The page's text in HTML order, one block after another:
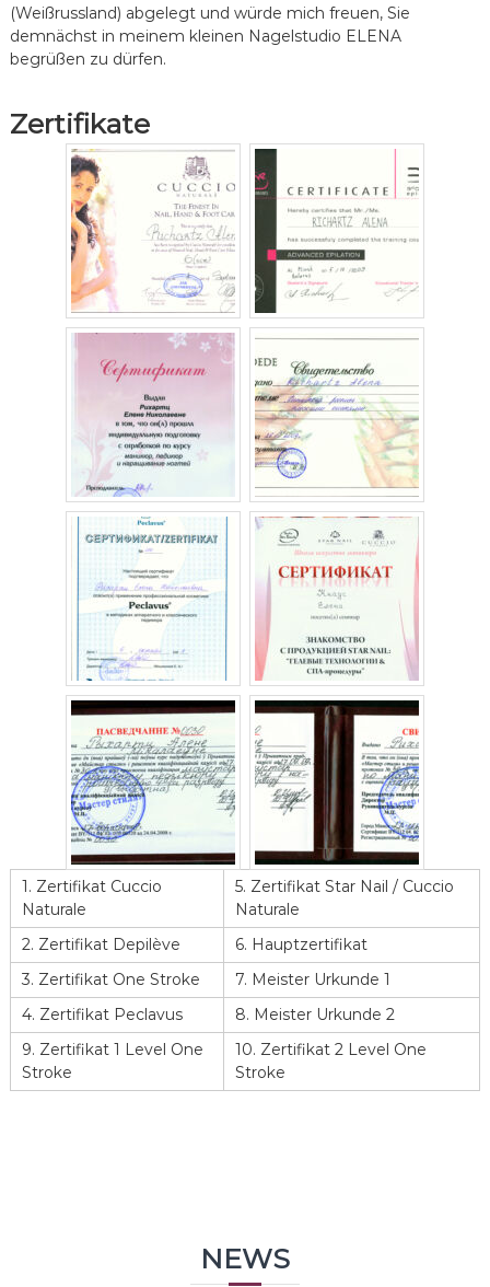
(Weißrussland) abgelegt und würde mich freuen, Sie
demnächst in meinem kleinen Nagelstudio ELENA
begrüßen zu dürfen.
Zertifikate
1. Zertifikat Cuccio
Naturale
5. Zertifikat Star Nail / Cuccio
Naturale
2. Zertifikat Depilève
6. Hauptzertifikat
3. Zertifikat One Stroke
7. Meister Urkunde 1
4. Zertifikat Peclavus
8. Meister Urkunde 2
9. Zertifikat 1 Level One
Stroke
10. Zertifikat 2 Level One
Stroke
NEWS